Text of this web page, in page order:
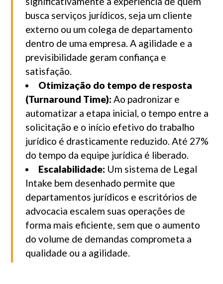
busca serviços jurídicos, seja um cliente
externo ou um colega de departamento
dentro de uma empresa. A agilidade e a
previsibilidade geram confiança e
satisfação.
Otimização do tempo de resposta
(Turnaround Time): Ao padronizar e
automatizar a etapa inicial, o tempo entre a
solicitação e o início efetivo do trabalho
jurídico é drasticamente reduzido. Até 27%
do tempo da equipe jurídica é liberado.
Escalabilidade: Um sistema de Legal
Intake bem desenhado permite que
departamentos jurídicos e escritórios de
advocacia escalem suas operações de
forma mais eficiente, sem que o aumento
do volume de demandas comprometa a
qualidade ou a agilidade.